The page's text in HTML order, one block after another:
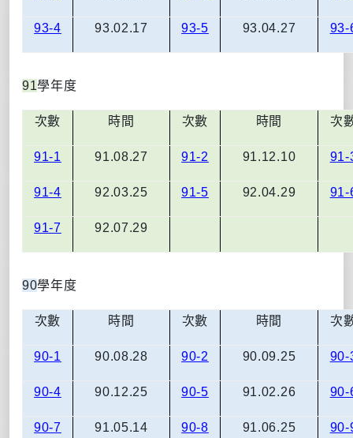
93-4 93.02.17 93-5 93.04.27 93-
91學年度
次數 時間 次數 時間 次
91-1 91.08.27 91-2 91.12.10 91-
91-4 92.03.25 91-5 92.04.29 91-
91-7 92.07.29
90學年度
次數 時間 次數 時間 次
90-1 90.08.28 90-2 90.09.25 90-
90-4 90.12.25 90-5 91.02.26 90-
90-7 91.05.14 90-8 91.06.25 90-